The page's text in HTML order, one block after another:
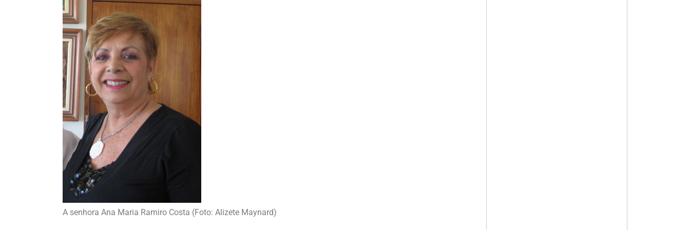
A senhora Ana Maria Ramiro Costa (Foto: Alizete Maynard)